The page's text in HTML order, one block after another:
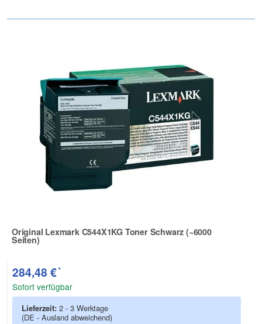
Original Lexmark C544X1KG Toner Schwarz (~6000
Seiten)
Zur Artikelbewertung
284,48 €*
Sofort verfügbar
Lieferzeit: 2 - 3 Werktage
(DE - Ausland abweichend)